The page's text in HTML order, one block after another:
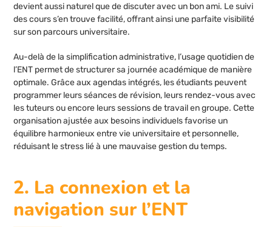
devient aussi naturel que de discuter avec un bon ami. Le suivi
des cours s’en trouve facilité, offrant ainsi une parfaite visibilité
sur son parcours universitaire.
Au-delà de la simplification administrative, l’usage quotidien de
l’ENT permet de structurer sa journée académique de manière
optimale. Grâce aux agendas intégrés, les étudiants peuvent
programmer leurs séances de révision, leurs rendez-vous avec
les tuteurs ou encore leurs sessions de travail en groupe. Cette
organisation ajustée aux besoins individuels favorise un
équilibre harmonieux entre vie universitaire et personnelle,
réduisant le stress lié à une mauvaise gestion du temps.
2. La connexion et la
navigation sur l’ENT